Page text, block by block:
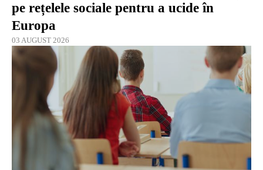
pe rețelele sociale pentru a ucide în
Europa
03 AUGUST 2026